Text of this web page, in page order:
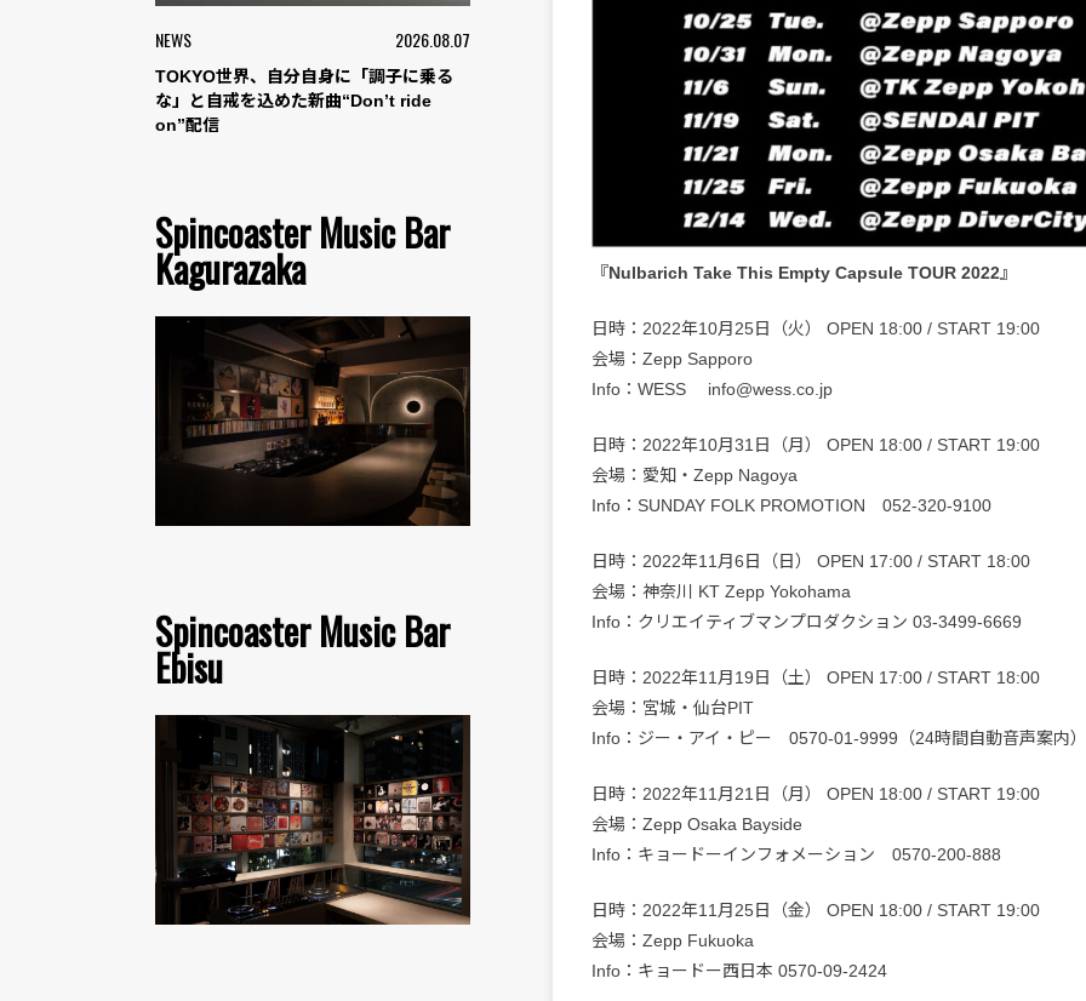
NEWS 2026.08.07
TOKYO世界、自分自身に「調子に乗る
な」と自戒を込めた新曲“Don’t ride
on”配信
Spincoaster Music Bar
Kagurazaka
Spincoaster Music Bar
Ebisu
『Nulbarich Take This Empty Capsule TOUR 2022』
日時：2022年10月25日（火） OPEN 18:00 / START 19:00
会場：Zepp Sapporo
Info：WESS info@wess.co.jp
日時：2022年10月31日（月） OPEN 18:00 / START 19:00
会場：愛知・Zepp Nagoya
Info：SUNDAY FOLK PROMOTION 052-320-9100
日時：2022年11月6日（日） OPEN 17:00 / START 18:00
会場：神奈川 KT Zepp Yokohama
Info：クリエイティブマンプロダクション 03-3499-6669
日時：2022年11月19日（土） OPEN 17:00 / START 18:00
会場：宮城・仙台PIT
Info：ジー・アイ・ピー 0570-01-9999（24時間自動音声案内）
日時：2022年11月21日（月） OPEN 18:00 / START 19:00
会場：Zepp Osaka Bayside
Info：キョードーインフォメーション 0570-200-888
日時：2022年11月25日（金） OPEN 18:00 / START 19:00
会場：Zepp Fukuoka
Info：キョードー西日本 0570-09-2424